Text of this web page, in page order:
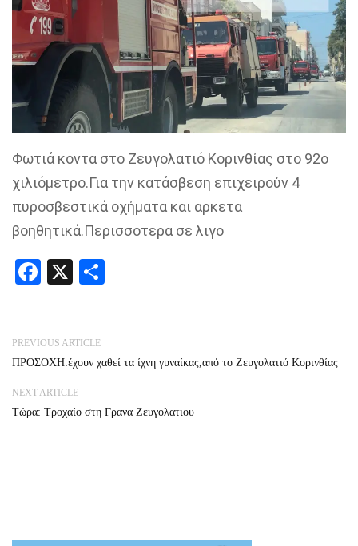
Φωτιά κοντα στο Ζευγολατιό Κορινθίας στο 92ο
χιλιόμετρο.Για την κατάσβεση επιχειρούν 4
πυροσβεστικά οχήματα και αρκετα
βοηθητικά.Περισσοτερα σε λιγο
Facebook
X
PREVIOUS ARTICLE
ΠΡΟΣΟΧΗ:έχουν χαθεί τα ίχνη γυναίκας,από το Ζευγολατιό Κορινθίας
NEXT ARTICLE
Τώρα: Τροχαίο στη Γρανα Ζευγολατιου